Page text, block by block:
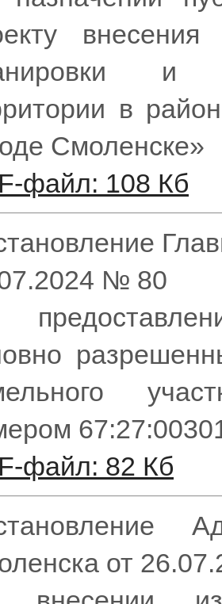
и
в
Смоленске»
файл: 108 Кб
№ 80
файл: 82 Кб
от